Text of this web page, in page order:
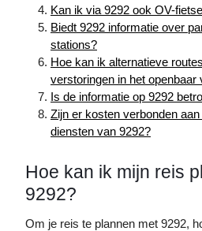
Kan ik via 9292 ook OV-
Biedt 9292 informatie over
stations?
Hoe kan ik alternatieve
verstoringen in het openbaar
Is de informatie op 9292
Zijn er kosten verbonden
diensten van 9292?
Hoe kan ik mijn reis
9292?
Om je reis te plannen met 9292,